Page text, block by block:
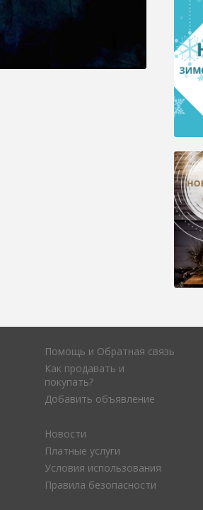
Помощь и Обратная связь
Как продавать и
покупать?
Добавить объявление
Новости
Платные услуги
Условия использования
Правила безопасности